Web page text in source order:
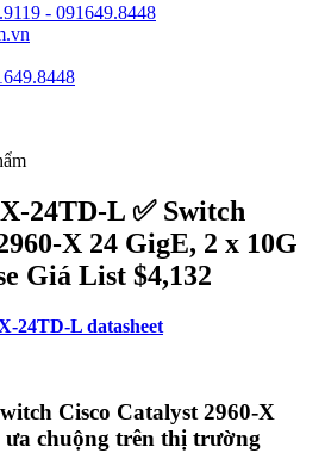
- 091649.8448
24TD-L ✅ Switch
X 24 GigE, 2 x 10G
Giá List $4,132
24TD-L datasheet​
Cisco Catalyst 2960-X
chuộng trên thị trường